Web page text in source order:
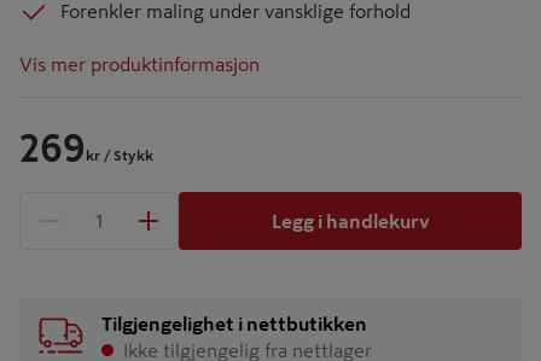
Forenkler maling under vansklige forhold
Vis mer produktinformasjon
269 kr / Stykk
1 produkter
Legg i handlekurv
Tilgjengelighet i nettbutikken
Ikke tilgjengelig fra nettlager